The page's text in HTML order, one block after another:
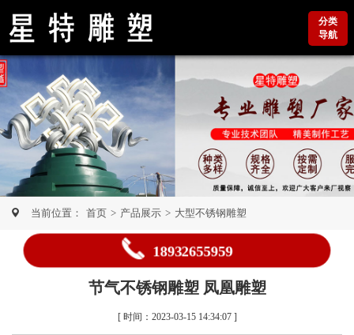
分类
导航
当前位置： 首页 > 产品展示 > 大型不锈钢雕塑
18932655959
节气不锈钢雕塑 凤凰雕塑
[ 时间：2023-03-15 14:34:07 ]